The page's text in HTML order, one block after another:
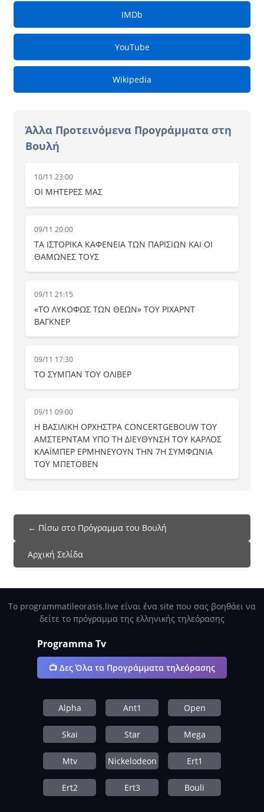
IMDb
YouTube
Wikipedia
Άλλα Προτεινόμενα Προγράμματα στη
Βουλή
10/11 23:00
ΟΙ ΜΗΤΕΡΕΣ ΜΑΣ
09/11 20:00
ΤΑ ΙΣΤΟΡΙΚΑ ΚΑΦΕΝΕΙΑ ΤΩΝ ΠΑΡΙΣΙΩΝ ΚΑΙ ΟΙ
ΘΑΜΩΝΕΣ ΤΟΥΣ
09/11 21:15
«ΤΟ ΛΥΚΟΦΩΣ ΤΩΝ ΘΕΩΝ» ΤΟΥ ΡΙΧΑΡΝΤ
ΒΑΓΚΝΕΡ
09/11 17:30
ΤΟ ΣΥΜΠΑΝ ΤΟΥ ΟΛΙΒΕΡ
09/11 09:00
Η ΒΑΣΙΛΙΚΗ ΟΡΧΗΣΤΡΑ CONCERTGEBOUW ΤΟΥ
ΑΜΣΤΕΡΝΤΑΜ ΥΠΟ ΤΗ ΔΙΕΥΘΥΝΣΗ ΤΟΥ ΚΑΡΛΟΣ
ΚΛΑΪΜΠΕΡ ΕΡΜΗΝΕΥΟΥΝ ΤΗΝ 7Η ΣΥΜΦΩΝΙΑ
ΤΟΥ ΜΠΕΤΟΒΕΝ
← Πίσω στο Πρόγραμμα του Βουλή
Αρχική Σελίδα
Το programmatileorasis.live είναι ένα site που σας βοηθάει να
δείτε το πρόγραμμα της ελληνικής τηλεόρασης
Programma Tv
📺 Δες Όλα τα Προγράμματα τηλεόρασης
Alpha Ant1 Open
Skai Star Mega
Mtv Nickelodeon Ert1
Ert2 Ert3 Bouli